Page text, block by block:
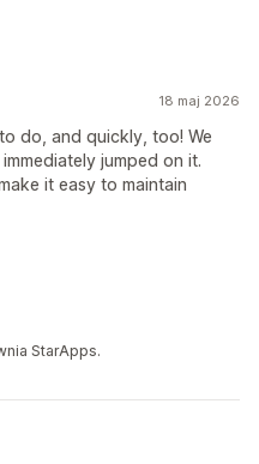
18 maj 2026
do, and quickly, too! We
jumped on it.
it easy to maintain
StarApps.